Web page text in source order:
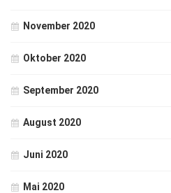
November 2020
Oktober 2020
September 2020
August 2020
Juni 2020
Mai 2020